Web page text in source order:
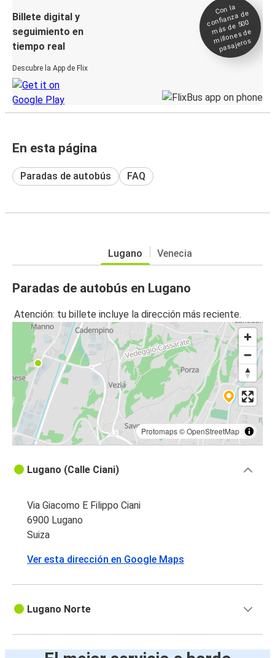
Billete digital y
seguimiento en
tiempo real
Descubre la App de Flix
Con la
confianza de
más de 500
millones de
pasajeros
En esta página
Paradas de autobús FAQ
Lugano Venecia
Paradas de autobús en Lugano
Atención: tu billete incluye la dirección más reciente.
Protomaps©OpenStreetMap
Lugano (Calle Ciani)
Via Giacomo E Filippo Ciani
6900 Lugano
Suiza
Ver esta dirección en Google Maps
Lugano Norte